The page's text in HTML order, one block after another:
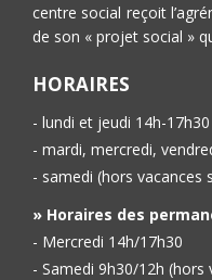
centre social reçoit
de son « projet social »
HORAIRES
- lundi et jeudi 14h-17h30
- mardi, mercredi,
- samedi (hors vacances
» Horaires des
- Mercredi 14h/17h30
- Samedi 9h30/12h (hors